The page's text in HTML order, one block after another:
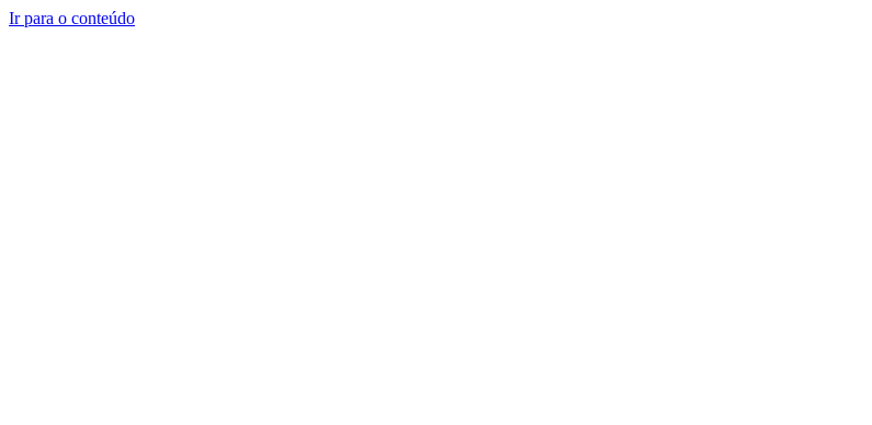
Ir para o conteúdo